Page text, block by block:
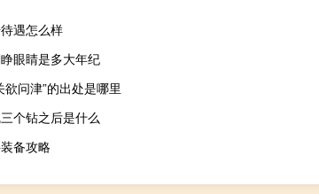
遇怎么样
眼睛是多大年纪
欲问津”的出处是哪里
个钻之后是什么
备攻略